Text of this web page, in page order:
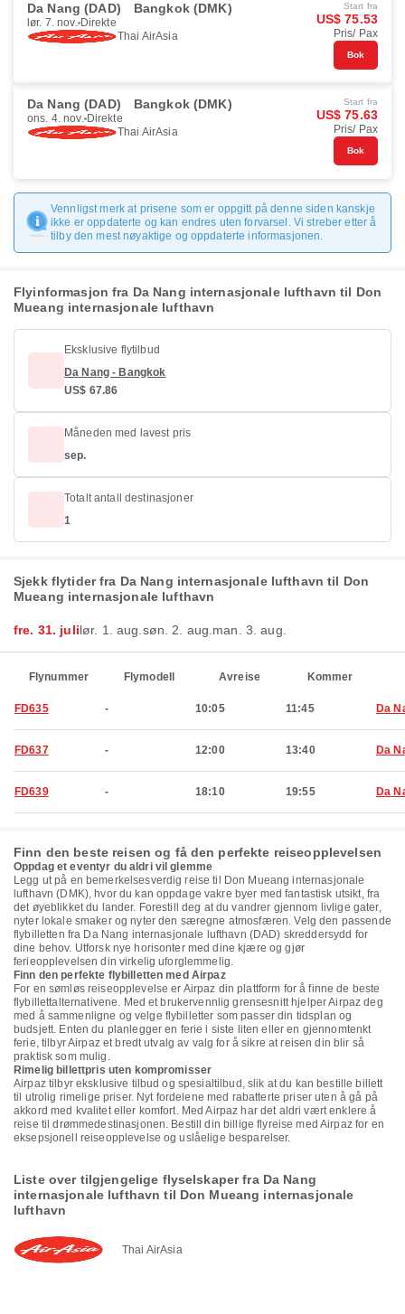
Da Nang (DAD) Bangkok (DMK)
lør. 7. nov. Direkte
Thai AirAsia
Start fra
US$ 75.53
Pris/ Pax
Bok
Da Nang (DAD) Bangkok (DMK)
ons. 4. nov. Direkte
Thai AirAsia
Start fra
US$ 75.63
Pris/ Pax
Bok
Vennligst merk at prisene som er oppgitt på denne siden kanskje
ikke er oppdaterte og kan endres uten forvarsel. Vi streber etter å
tilby den mest nøyaktige og oppdaterte informasjonen.
Flyinformasjon fra Da Nang internasjonale lufthavn til Don
Mueang internasjonale lufthavn
Eksklusive flytilbud
Da Nang - Bangkok
US$ 67.86
Måneden med lavest pris
sep.
Totalt antall destinasjoner
1
Sjekk flytider fra Da Nang internasjonale lufthavn til Don
Mueang internasjonale lufthavn
fre. 31. julilør. 1. aug. søn. 2. aug. man. 3. aug.
Flynummer Flymodell Avreise Kommer
FD635 - 10:05 11:45 Da
FD637 - 12:00 13:40 Da
FD639 - 18:10 19:55 Da
Finn den beste reisen og få den perfekte reiseopplevelsen
Oppdag et eventyr du aldri vil glemme
Legg ut på en bemerkelsesverdig reise til Don Mueang internasjonale
lufthavn (DMK), hvor du kan oppdage vakre byer med fantastisk utsikt, fra
det øyeblikket du lander. Forestill deg at du vandrer gjennom livlige gater,
nyter lokale smaker og nyter den særegne atmosfæren. Velg den passende
flybilletten fra Da Nang internasjonale lufthavn (DAD) skreddersydd for
dine behov. Utforsk nye horisonter med dine kjære og gjør
ferieopplevelsen din virkelig uforglemmelig.
Finn den perfekte flybilletten med Airpaz
For en sømløs reiseopplevelse er Airpaz din plattform for å finne de beste
flybillettalternativene. Med et brukervennlig grensesnitt hjelper Airpaz deg
med å sammenligne og velge flybilletter som passer din tidsplan og
budsjett. Enten du planlegger en ferie i siste liten eller en gjennomtenkt
ferie, tilbyr Airpaz et bredt utvalg av valg for å sikre at reisen din blir så
praktisk som mulig.
Rimelig billettpris uten kompromisser
Airpaz tilbyr eksklusive tilbud og spesialtilbud, slik at du kan bestille billett
til utrolig rimelige priser. Nyt fordelene med rabatterte priser uten å gå på
akkord med kvalitet eller komfort. Med Airpaz har det aldri vært enklere å
reise til drømmedestinasjonen. Bestill din billige flyreise med Airpaz for en
eksepsjonell reiseopplevelse og uslåelige besparelser.
Liste over tilgjengelige flyselskaper fra Da Nang
internasjonale lufthavn til Don Mueang internasjonale
lufthavn
Thai AirAsia